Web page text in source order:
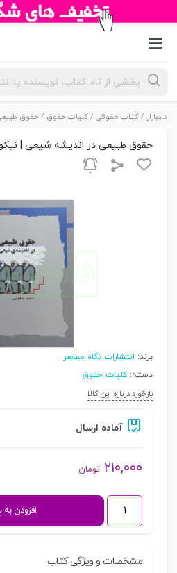
جستجوی
محصولات
دادبازار /کتاب حقوقی /کلیات حقوق / حقوق
حقوق طبیعی در اندیشه شیعی |
برند: انتشارات نگاه معاصر
دسته:کلیات حقوق
بازخورد درباره این کالا
آماده ارسال
۲۱۰,۰۰۰ تومان
حقوق
طبیعی
اندیشه
افزودن
مشخصات و ویژگی کتاب